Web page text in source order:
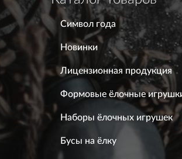
Символ года
Новинки
Лицензионная продукция
Формовые ёлочные
Наборы ёлочных игрушек
Бусы на ёлку